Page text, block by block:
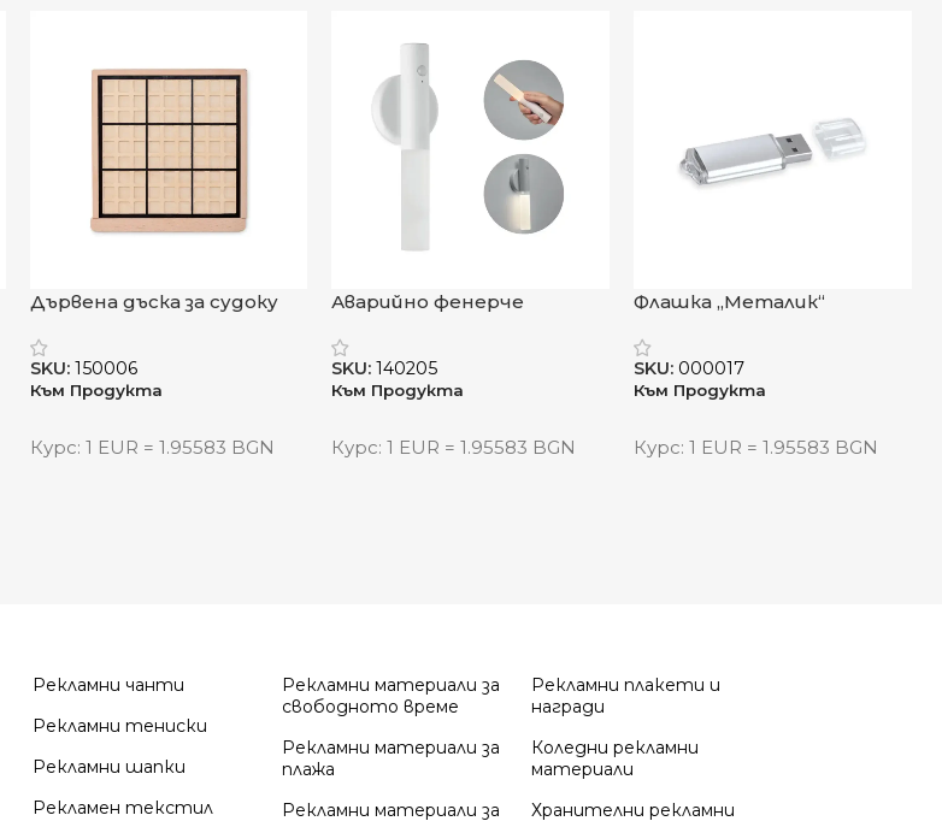
Дървена дъска за судоку
SKU: 150006
Към Продукта
Курс: 1 EUR = 1.95583 BGN
Аварийно фенерче
SKU:140205
Към Продукта
Курс: 1 EUR = 1.95583 BGN
Флашка „Металик“
SKU: 000017
Към Продукта
Курс: 1 EUR = 1.95583 BGN
Рекламни чанти
Рекламни тениски
Рекламни шапки
Рекламен текстил
Рекламни материали за
свободното време
Рекламни материали за
плажа
Рекламни материали за
Рекламни плакети и
награди
Коледни рекламни
материали
Хранителни рекламни